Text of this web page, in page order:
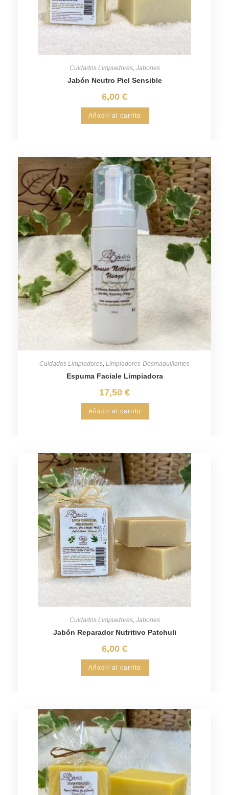
Cuidados Limpiadores, Jabones
Jabón Neutro Piel Sensible
6,00 €
Añadir al carrito
Cuidados Limpiadores, Limpiadores-Desmaquillantes
Espuma Faciale Limpiadora
17,50 €
Añadir al carrito
Cuidados Limpiadores, Jabones
Jabón Reparador Nutritivo Patchuli
6,00 €
Añadir al carrito